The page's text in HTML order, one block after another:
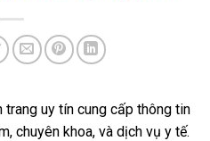
trang uy tín cung cấp thông tin
chuyên khoa, và dịch vụ y tế.